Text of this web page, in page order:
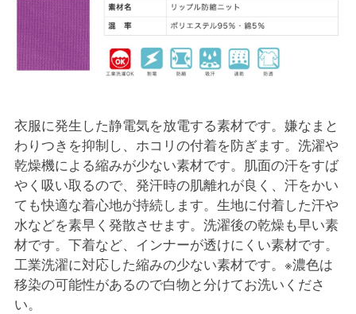
衣服に発生した静電気を放電する素材です。嫌なまと
わりつきを抑制し、ホコリの付着を防ぎます。洗濯や
乾燥機による縮みが少ない素材です。肌面の汗をすば
やく吸い取るので、発汗時の肌離れが良く、汗をかい
ても快適な着心地が持続します。生地に付着した汗や
水などを素早く発散させます。洗濯後の乾燥も早い素
材です。下着など、インナーが透けにくい素材です。
工業洗濯に対応した縮みの少ない素材です。※濃色は
移染の可能性があるので白物と分けてお洗いくださ
い。